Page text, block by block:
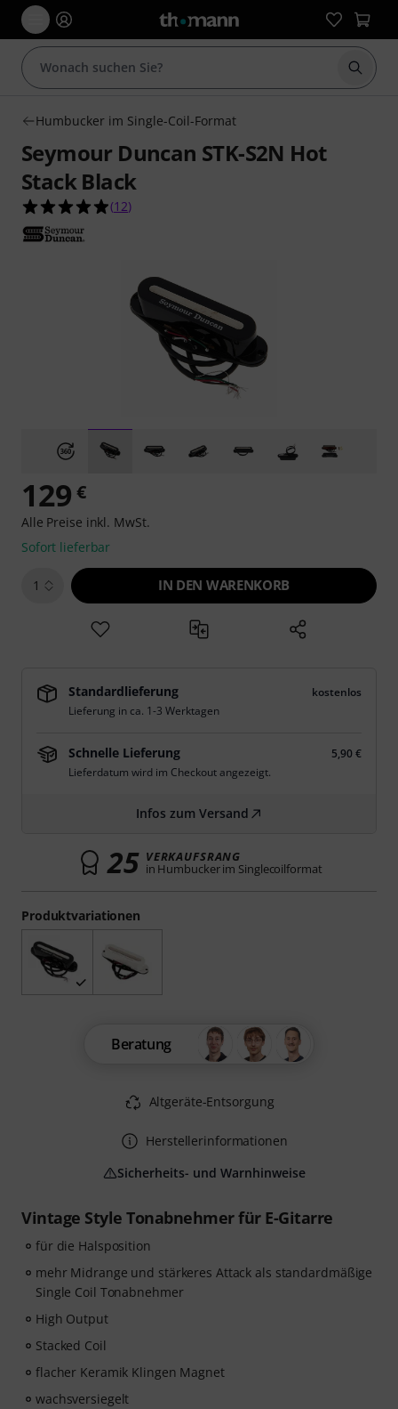
Suche
Humbucker im Single-Coil-Format
Seymour Duncan STK-S2N Hot
Stack Black
4.9 von 5 Sternen aus 12 Kundenbewertungen
(12)
Vintage Style Tonabnehmer für E-Gitarre
für die Halsposition
mehr Midrange und stärkeres Attack als standardmäßige
Single Coil Tonabnehmer
High Output
Stacked Coil
flacher Keramik Klingen Magnet
wachsversiegelt
Produktvariationen
129 €
Alle Preise inkl. MwSt.
Sofort lieferbar
1 IN DEN WARENKORB
Standardlieferung
kostenlos
Lieferung in ca. 1-3 Werktagen
Schnelle Lieferung
5,90 €
Lieferdatum wird im Checkout angezeigt.
Infos zum Versand
25 VERKAUFSRANG
in Humbucker im Singlecoilformat
Beratung
Altgeräte-Entsorgung
Herstellerinformationen
Sicherheits- und Warnhinweise